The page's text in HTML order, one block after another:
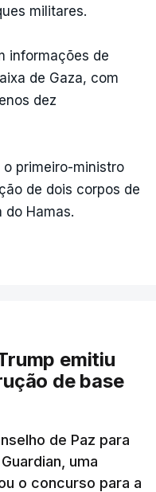
militares.
informações de
de Gaza, com
dez
primeiro-ministro
de dois corpos de
do Hamas.
emitiu
de base
de Paz para
uma
o concurso para a